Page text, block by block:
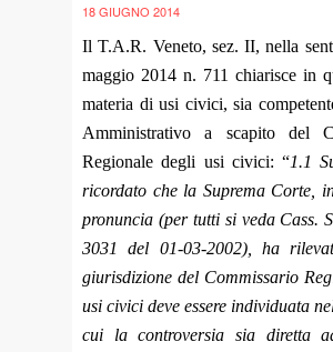
18 GIUGNO 2014
Il T.A.R. Veneto, sez. II, nella
maggio 2014 n. 711 chiarisce in
materia di usi civici, sia
Amministrativo a scapito del
Regionale degli usi civici: “1.1
ricordato che la Suprema Corte,
pronuncia (per tutti si veda Cass.
3031 del 01-03-2002), ha
giurisdizione del Commissario
usi civici deve essere individuata
cui la controversia sia diretta